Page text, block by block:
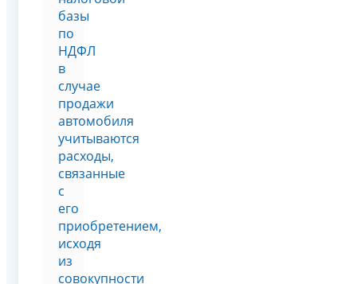
базы
по
НДФЛ
в
случае
продажи
автомобиля
учитываются
расходы,
связанные
с
его
приобретением,
исходя
из
совокупности